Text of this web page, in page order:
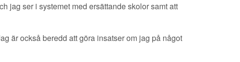
jag ser i systemet med ersättande skolor samt att
är också beredd att göra insatser om jag på något